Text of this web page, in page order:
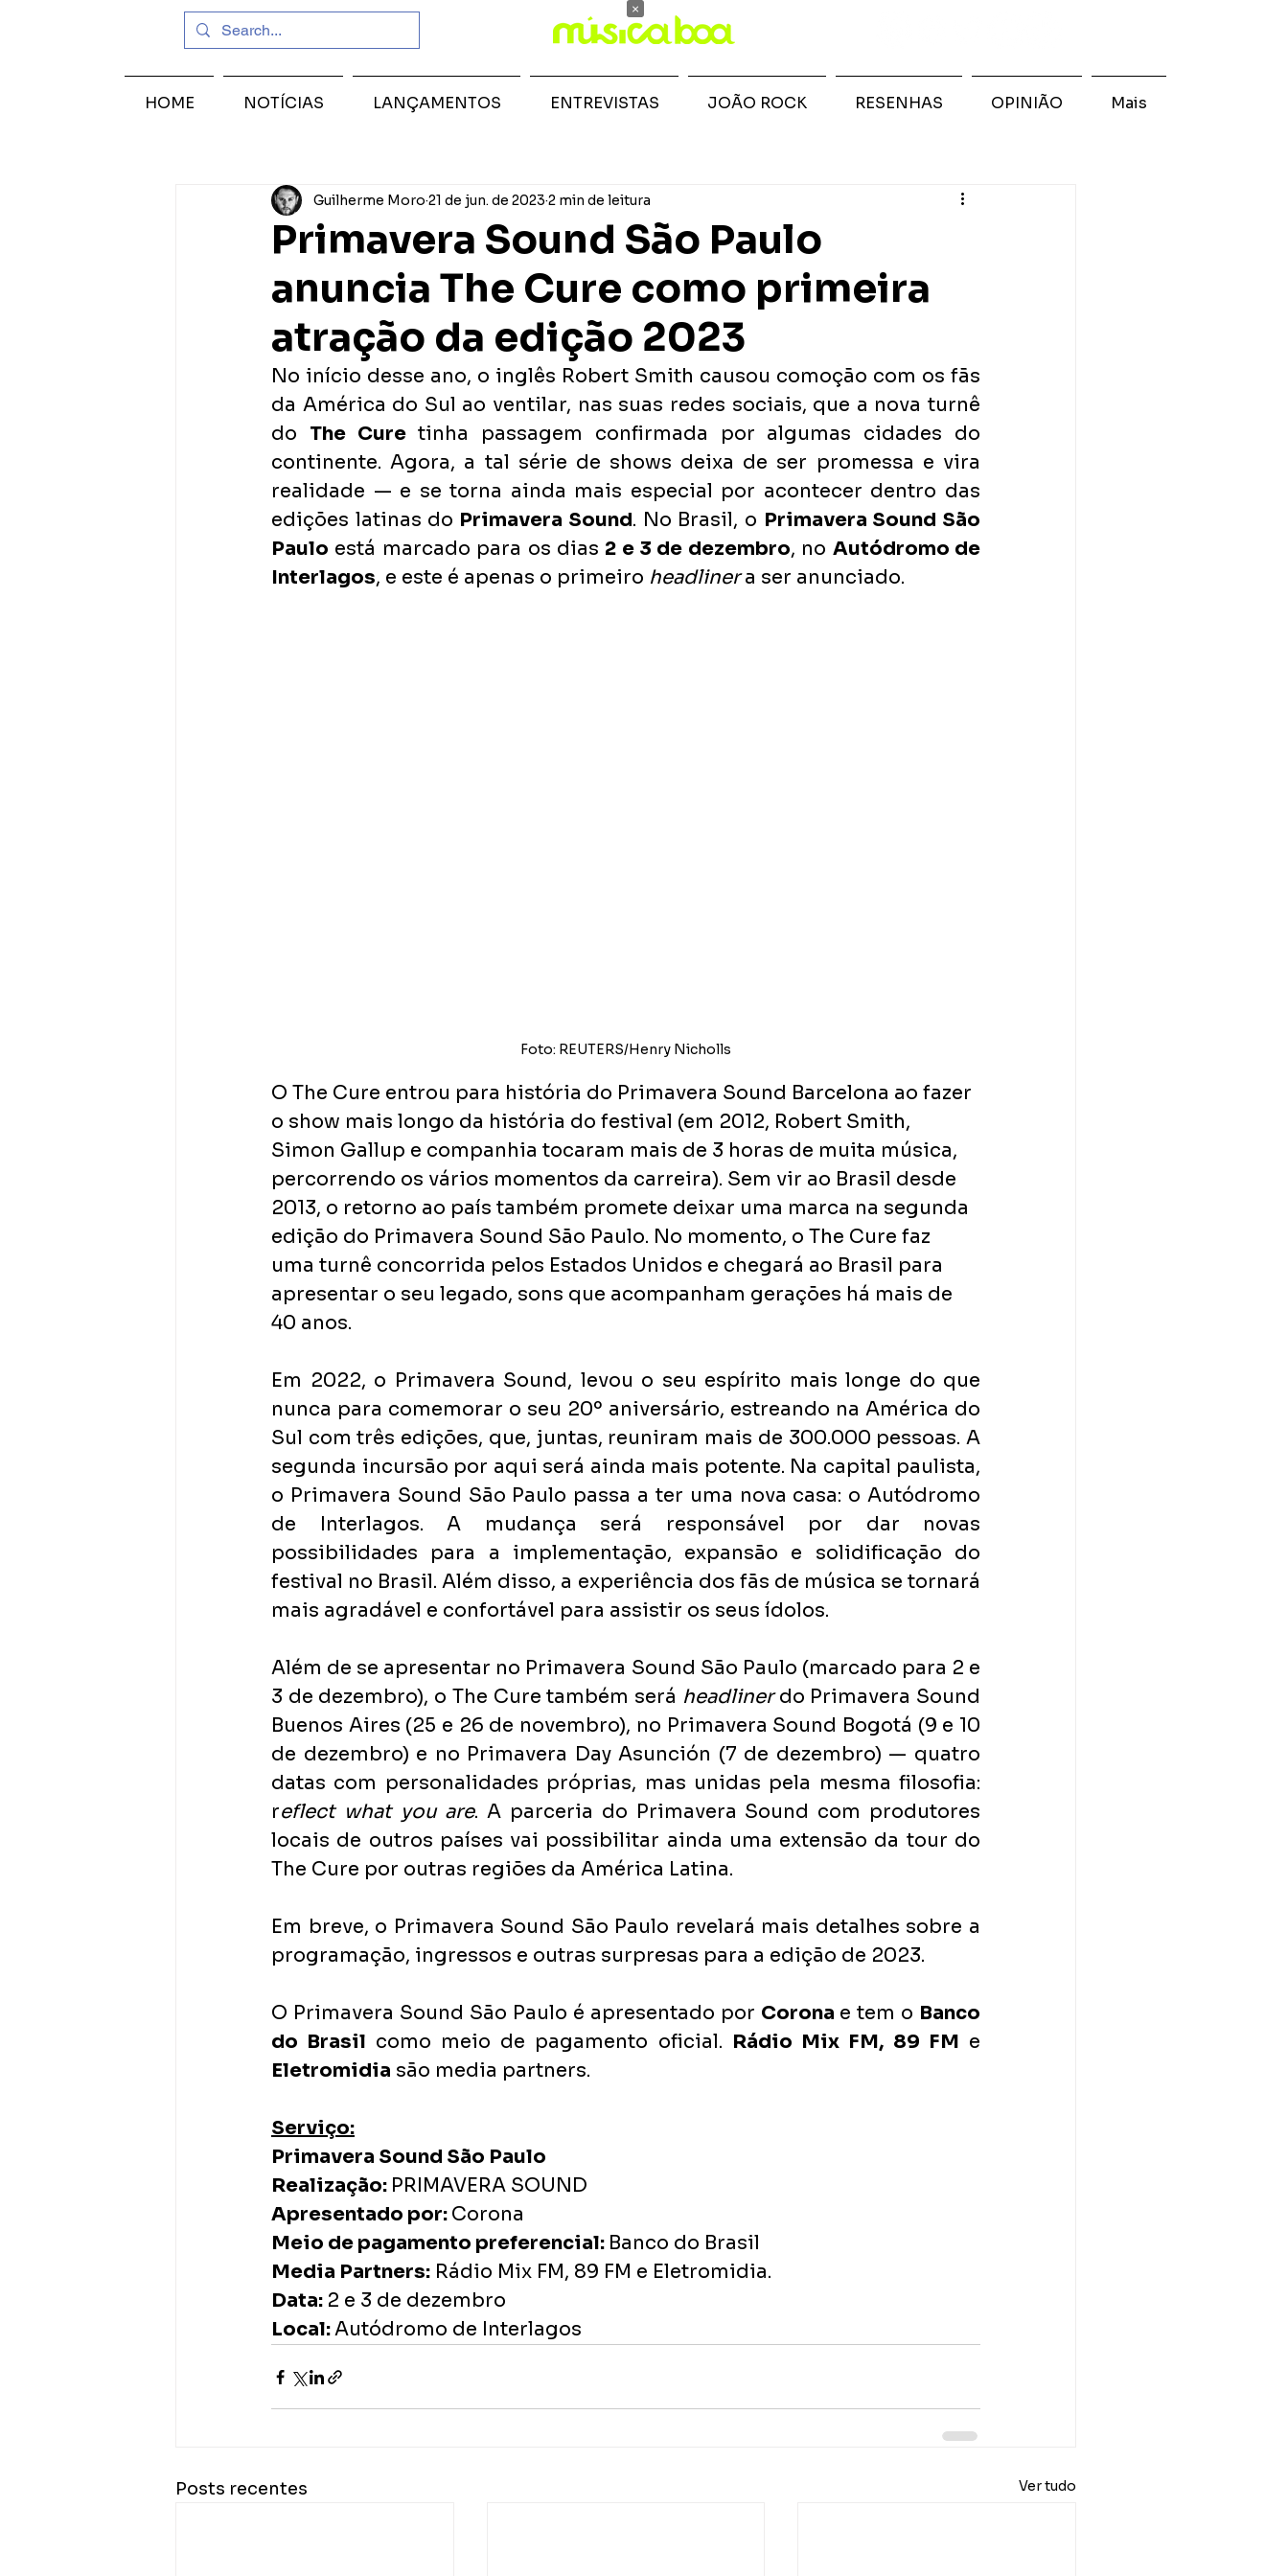
Primavera Sound São Paulo
anuncia The Cure como primeira
atração da edição 2023
Guilherme Moro 21 de jun. de 2023 2 min de leitura
No início desse ano, o inglês Robert Smith causou comoção com os fãs
da América do Sul ao ventilar, nas suas redes sociais, que a nova turnê
do The Cure tinha passagem confirmada por algumas cidades do
continente. Agora, a tal série de shows deixa de ser promessa e vira
realidade — e se torna ainda mais especial por acontecer dentro das
edições latinas do Primavera Sound. No Brasil, o Primavera Sound São
Paulo está marcado para os dias 2 e 3 de dezembro, no Autódromo de
Interlagos, e este é apenas o primeiro headliner a ser anunciado.
Foto: REUTERS/Henry Nicholls
O The Cure entrou para história do Primavera Sound Barcelona ao fazer
o show mais longo da história do festival (em 2012, Robert Smith,
Simon Gallup e companhia tocaram mais de 3 horas de muita música,
percorrendo os vários momentos da carreira). Sem vir ao Brasil desde
2013, o retorno ao país também promete deixar uma marca na segunda
edição do Primavera Sound São Paulo. No momento, o The Cure faz
uma turnê concorrida pelos Estados Unidos e chegará ao Brasil para
apresentar o seu legado, sons que acompanham gerações há mais de
40 anos.
Em 2022, o Primavera Sound, levou o seu espírito mais longe do que
nunca para comemorar o seu 20º aniversário, estreando na América do
Sul com três edições, que, juntas, reuniram mais de 300.000 pessoas. A
segunda incursão por aqui será ainda mais potente. Na capital paulista,
o Primavera Sound São Paulo passa a ter uma nova casa: o Autódromo
de Interlagos. A mudança será responsável por dar novas
possibilidades para a implementação, expansão e solidificação do
festival no Brasil. Além disso, a experiência dos fãs de música se tornará
mais agradável e confortável para assistir os seus ídolos.
Além de se apresentar no Primavera Sound São Paulo (marcado para 2 e
3 de dezembro), o The Cure também será headliner do Primavera Sound
Buenos Aires (25 e 26 de novembro), no Primavera Sound Bogotá (9 e 10
de dezembro) e no Primavera Day Asunción (7 de dezembro) — quatro
datas com personalidades próprias, mas unidas pela mesma filosofia:
reflect what you are. A parceria do Primavera Sound com produtores
locais de outros países vai possibilitar ainda uma extensão da tour do
The Cure por outras regiões da América Latina.
Em breve, o Primavera Sound São Paulo revelará mais detalhes sobre a
programação, ingressos e outras surpresas para a edição de 2023.
O Primavera Sound São Paulo é apresentado por Corona e tem o Banco
do Brasil como meio de pagamento oficial. Rádio Mix FM, 89 FM
Eletromidia são media partners.
Serviço:
Primavera Sound São Paulo
Realização: PRIMAVERA SOUND
Apresentado por: Corona
Meio de pagamento preferencial: Banco do Brasil
Media Partners: Rádio Mix FM, 89 FM e Eletromidia.
Data: 2 e 3 de dezembro
Local: Autódromo de Interlagos
Posts recentes Ver tudo
HOME NOTÍCIAS LANÇAMENTOS ENTREVISTAS JOÃO ROCK RESENHAS OPINIÃO Mais
×